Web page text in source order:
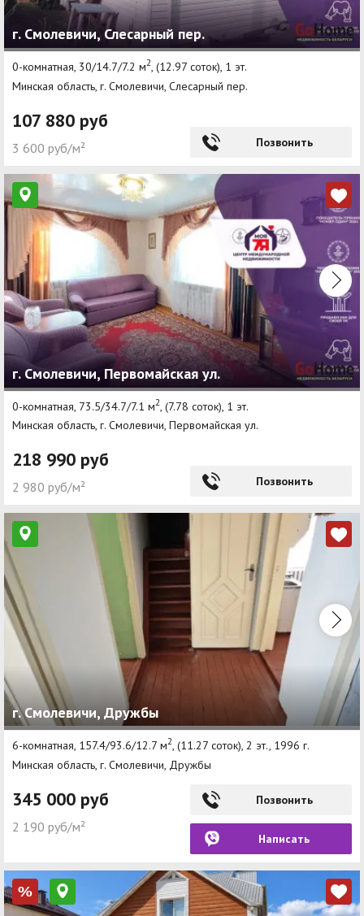
г. Смолевичи, Слесарный пер.
0-комнатная, 30/14.7/7.2 м2, (12.97 соток), 1 эт.
Минская область, г. Смолевичи, Слесарный пер.
107 880 руб
3 600 руб/м² Позвонить
г. Смолевичи, Первомайская ул.
0-комнатная, 73.5/34.7/7.1 м2 , (7.78 соток), 1 эт.
Минская область, г. Смолевичи, Первомайская ул.
218 990 руб
2 980 руб/м² Позвонить
г. Смолевичи, Дружбы
6-комнатная, 157.4/93.6/12.7 м2, (11.27 соток), 2 эт., 1996 г.
Минская область, г. Смолевичи, Дружбы
345 000 руб
2 190 руб/м²
Позвонить
Написать
%